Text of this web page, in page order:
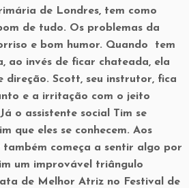
de Londres, tem como
de tudo. Os problemas da
e bom humor. Quando tem
ao invés de ficar chateada, ela
direção. Scott, seu instrutor, fica
e a irritação com o jeito
o assistente social Tim se
que eles se conhecem. Aos
também começa a sentir algo por
um improvável triângulo
de Melhor Atriz no Festival de